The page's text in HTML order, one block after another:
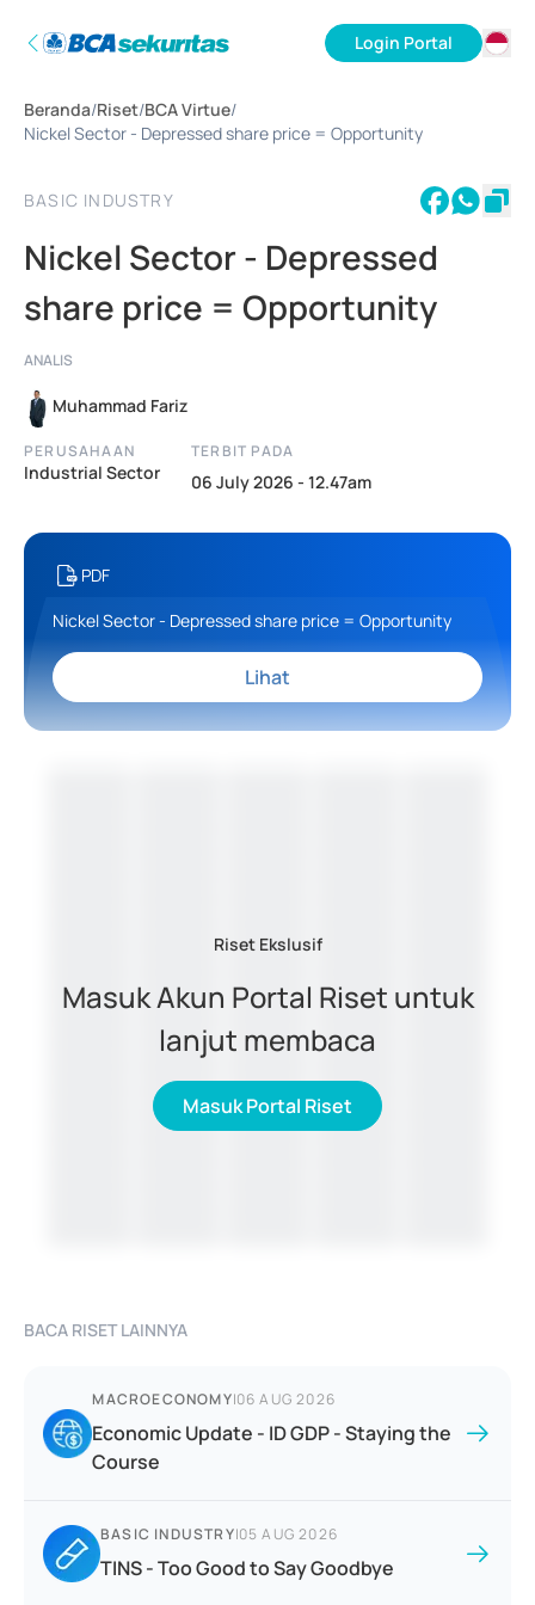
Login Portal
Beranda/Riset/BCA Virtue/
Nickel Sector - Depressed share price = Opportunity
BASIC INDUSTRY
Nickel Sector - Depressed
share price = Opportunity
ANALIS
Muhammad Fariz
PERUSAHAAN
Industrial Sector
TERBIT PADA
06 July 2026 - 12.47am
PDF
Nickel Sector - Depressed share price = Opportunity
Lihat
Riset Ekslusif
Masuk Akun Portal Riset untuk
lanjut membaca
Masuk Portal Riset
BACA RISET LAINNYA
MACROECONOMY|06 AUG 2026
Economic Update - ID GDP - Staying the
Course
BASIC INDUSTRY|05 AUG 2026
TINS - Too Good to Say Goodbye